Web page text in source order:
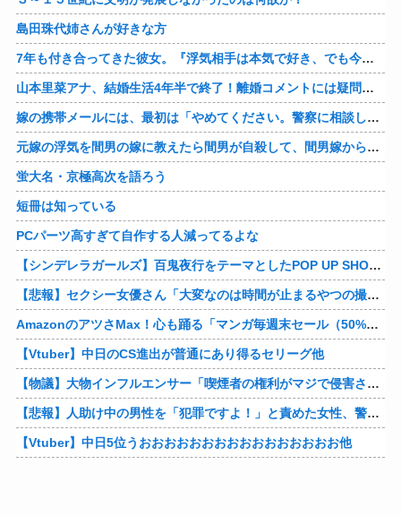
島田珠代姉さんが好きな方
7年も付き合ってきた彼女。『浮気相手は本気で好き、でも今の生活は壊したくない。あなたは家族で、浮気相手は恋人。それじゃ駄目なの？』人の心なんて持ってなかったｗ
山本里菜アナ、結婚生活4年半で終了！離婚コメントには疑問の声
嫁の携帯メールには、最初は「やめてください。警察に相談します」とかだったけど、最近は「昨日もすごかった。間君のが中でビクピｋ（ｒｙ」とｗ しかも羽目鳥も満載だった！
元嫁の浮気を間男の嫁に教えたら間男が自殺して、間男嫁から感謝されつつ元嫁に『いつ死ぬの？』と笑顔で言われた衝撃
蛍大名・京極高次を語ろう
短冊は知っている
PCパーツ高すぎて自作する人減ってるよな
【シンデレラガールズ】百鬼夜行をテーマとしたPOP UP SHOPが東京・大阪にて開催
【悲報】セクシー女優さん「大変なのは時間が止まるやつの撮影」←ばらしてしまうｗ
AmazonのアツさMax！心も踊る「マンガ毎週末セール（50%還元）」2日目襲来！他
【Vtuber】中日のCS進出が普通にあり得るセリーグ他
【物議】大物インフルエンサー「喫煙者の権利がマジで侵害されてる。いくら税金払ってるんだ」他
【悲報】人助け中の男性を「犯罪ですよ！」と責めた女性、警察が来た瞬間逃げる他
【Vtuber】中日5位うおおおおおおおおおおおおおおおお他